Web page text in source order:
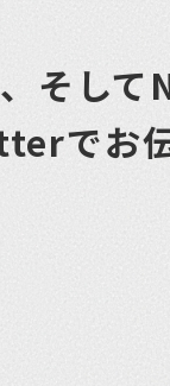
そして
でお